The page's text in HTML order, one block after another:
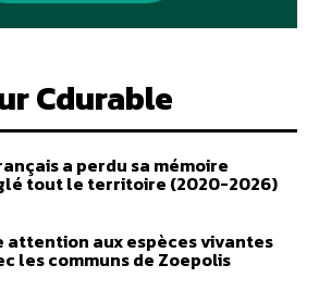
Cdurable
a perdu sa mémoire
tout le territoire (2020-2026)
attention aux espèces vivantes
les communs de Zoepolis